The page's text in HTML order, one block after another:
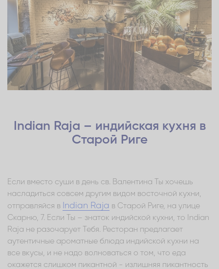
Indian Raja – индийская кухня в
Старой Риге
Если вместо суши в день св. Валентина Ты хочешь
насладиться совсем другим видом восточной кухни,
отправляйся в Indian Raja в Старой Риге, на улице
Скарню, 7. Если Ты – знаток индийской кухни, то Indian
Raja не разочарует Тебя. Ресторан предлагает
аутентичные ароматные блюда индийской кухни на
все вкусы, и не надо волноваться о том, что еда
окажется слишком пикантной - излишняя пикантность